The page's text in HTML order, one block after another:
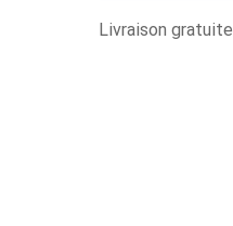
livraison gratuite